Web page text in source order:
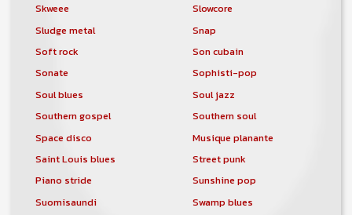
Skweee
Slowcore
Sludge metal
Snap
Soft rock
Son cubain
Sonate
Sophisti-pop
Soul blues
Soul jazz
Southern gospel
Southern soul
Space disco
Musique planante
Saint Louis blues
Street punk
Piano stride
Sunshine pop
Suomisaundi
Swamp blues